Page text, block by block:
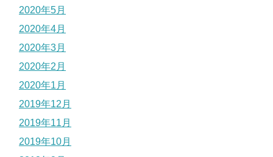
2020年5月
2020年4月
2020年3月
2020年2月
2020年1月
2019年12月
2019年11月
2019年10月